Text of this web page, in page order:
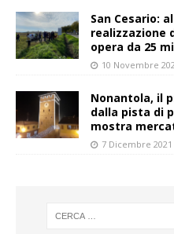
San Cesario:
realizzazione
opera da 25
10 Novembre
Nonantola, il
dalla pista di
mostra
7 Dicembre 2021